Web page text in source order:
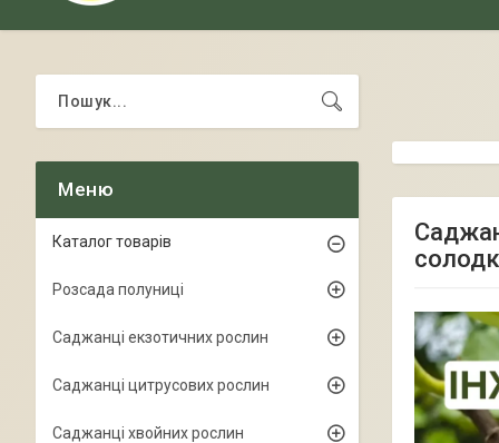
Каталог товарів
Розсада полуниці
Саджанці екзотичних рослин
Саджанці цитрусових рослин
Саджанці хвойних рослин